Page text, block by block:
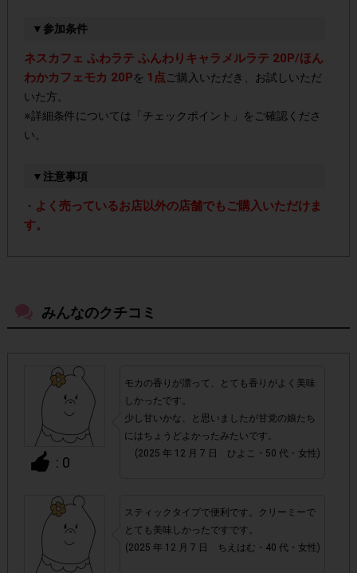
▼参加条件
ネスカフェ ふわラテ ふんわりキャラメルラテ 20P/ほん
わかカフェモカ 20Pを 1点 ご購入いただき、お試しいただ
いた方。
※詳細条件については「チェックポイント」をご確認くださ
い。
▼注意事項
・ よく売っているお店以外の店舗でもご購入いただけま
す。
・参加(申し込み)を回答前にしていただければ、募集人数が
・スマートフォン、携帯電話、タブレットPCにつきまし
て、機種によってはアンケートに回答できない場合がござい
ます。
▼ポイント付与対象外
チェックポイントの条件を満たしていない場合
・ECサイトやネットスーパーでのご購入
みんなのクチコミ
: 0
モカの香りが漂って、とても香りがよく美味
しかったです。
少し甘いかな、と思いましたが甘党の娘たち
にはちょうどよかったみたいです。
(2025 年 12 月 7 日 ひよこ・50 代・女性)
スティックタイプで便利です。クリーミーで
とても美味しかったですです。
(2025 年 12 月 7 日 ちえはむ・40 代・女性)